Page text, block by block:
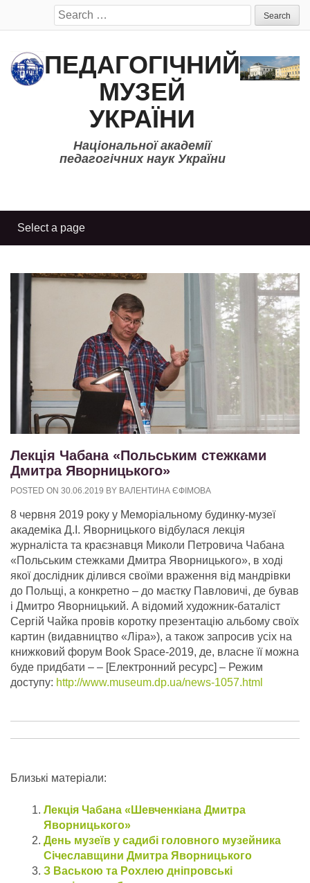
Search
for:
ПЕДАГОГІЧНИЙ
МУЗЕЙ
УКРАЇНИ
Національної академії
педагогічних наук України
Лекція Чабана «Польським стежками
Дмитра Яворницького»
POSTED ON 30.06.2019 BY ВАЛЕНТИНА ЄФІМОВА
8 червня 2019 року у Меморіальному будинку-музеї
академіка Д.І. Яворницького відбулася лекція
журналіста та краєзнавця Миколи Петровича Чабана
«Польським стежками Дмитра Яворницького», в ході
якої дослідник ділився своїми враження від мандрівки
до Польщі, а конкретно – до маєтку Павловичі, де бував
і Дмитро Яворницький. А відомий художник-баталіст
Сергій Чайка провів коротку презентацію альбому своїх
картин (видавництво «Ліра»), а також запросив усіх на
книжковий форум Book Space-2019, де, власне її можна
буде придбати – – [Електронний ресурс] – Режим
доступу: http://www.museum.dp.ua/news-1057.html
Близькі матеріали:
Лекція Чабана «Шевченкіана Дмитра
Яворницького»
День музеїв у садибі головного музейника
Січеславщини Дмитра Яворницького
З Ваською та Рохлею дніпровські